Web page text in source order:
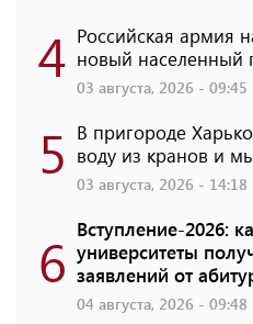
4 Российская армия
новый населенный
03 августа, 2026 - 09:45
5 В пригороде
воду из кранов и
03 августа, 2026 - 14:18
6 Вступление-2026:
университеты
заявлений от
04 августа, 2026 - 09:48